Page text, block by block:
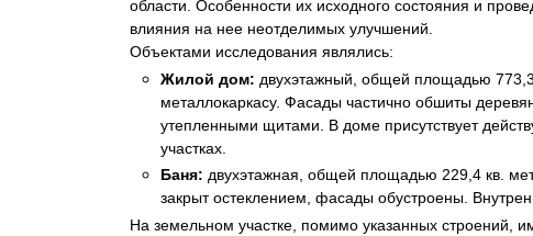
Психиатрическая
Рецензия на
Фоноскопическая
Экономическая
области. Особенности их исходного состояния и
влияния на нее неотделимых улучшений.
Объектами исследования являлись:
Жилой дом: двухэтажный, общей площадью
металлокаркасу. Фасады частично обшиты
утепленными щитами. В доме присутствует
участках.
Баня: двухэтажная, общей площадью 229,4 кв.
закрыт остеклением, фасады обустроены.
На земельном участке, помимо указанных строений,